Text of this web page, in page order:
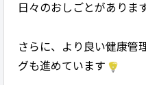
日々のおしごとがありま
さらに、より良い健康管
グも進めています